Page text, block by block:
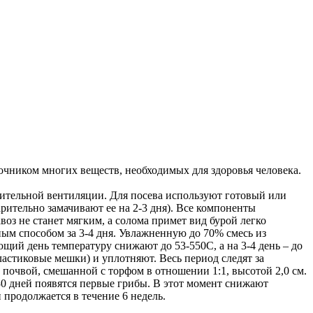
многих веществ, необходимых для здоровья человека.
вентиляции. Для посева используют готовый или
замачивают ее на 2-3 дня). Все компоненты
не станет мягким, а солома примет вид бурой легко
способом за 3-4 дня. Увлажненную до 70% смесь из
день температуру снижают до 53-550С, а на 3-4 день – до
мешки) и уплотняют. Весь период следят за
почвой, смешанной с торфом в отношении 1:1, высотой 2,0 см.
дней появятся первые грибы. В этот момент снижают
в течение 6 недель.